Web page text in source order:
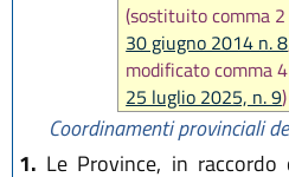
(sostituito comma
30 giugno 2014 n. 8
modificato comma
25 luglio 2025, n. 9)
Coordinamenti provinciali
1. Le Province, in